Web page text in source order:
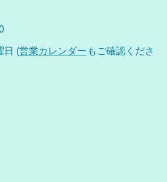
日 (営業カレンダー もご確認くださ